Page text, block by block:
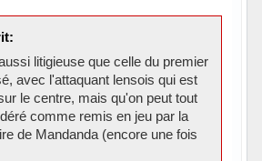
litigieuse que celle du premier
avec l'attaquant lensois qui est
le centre, mais qu'on peut tout
comme remis en jeu par la
de Mandanda (encore une fois